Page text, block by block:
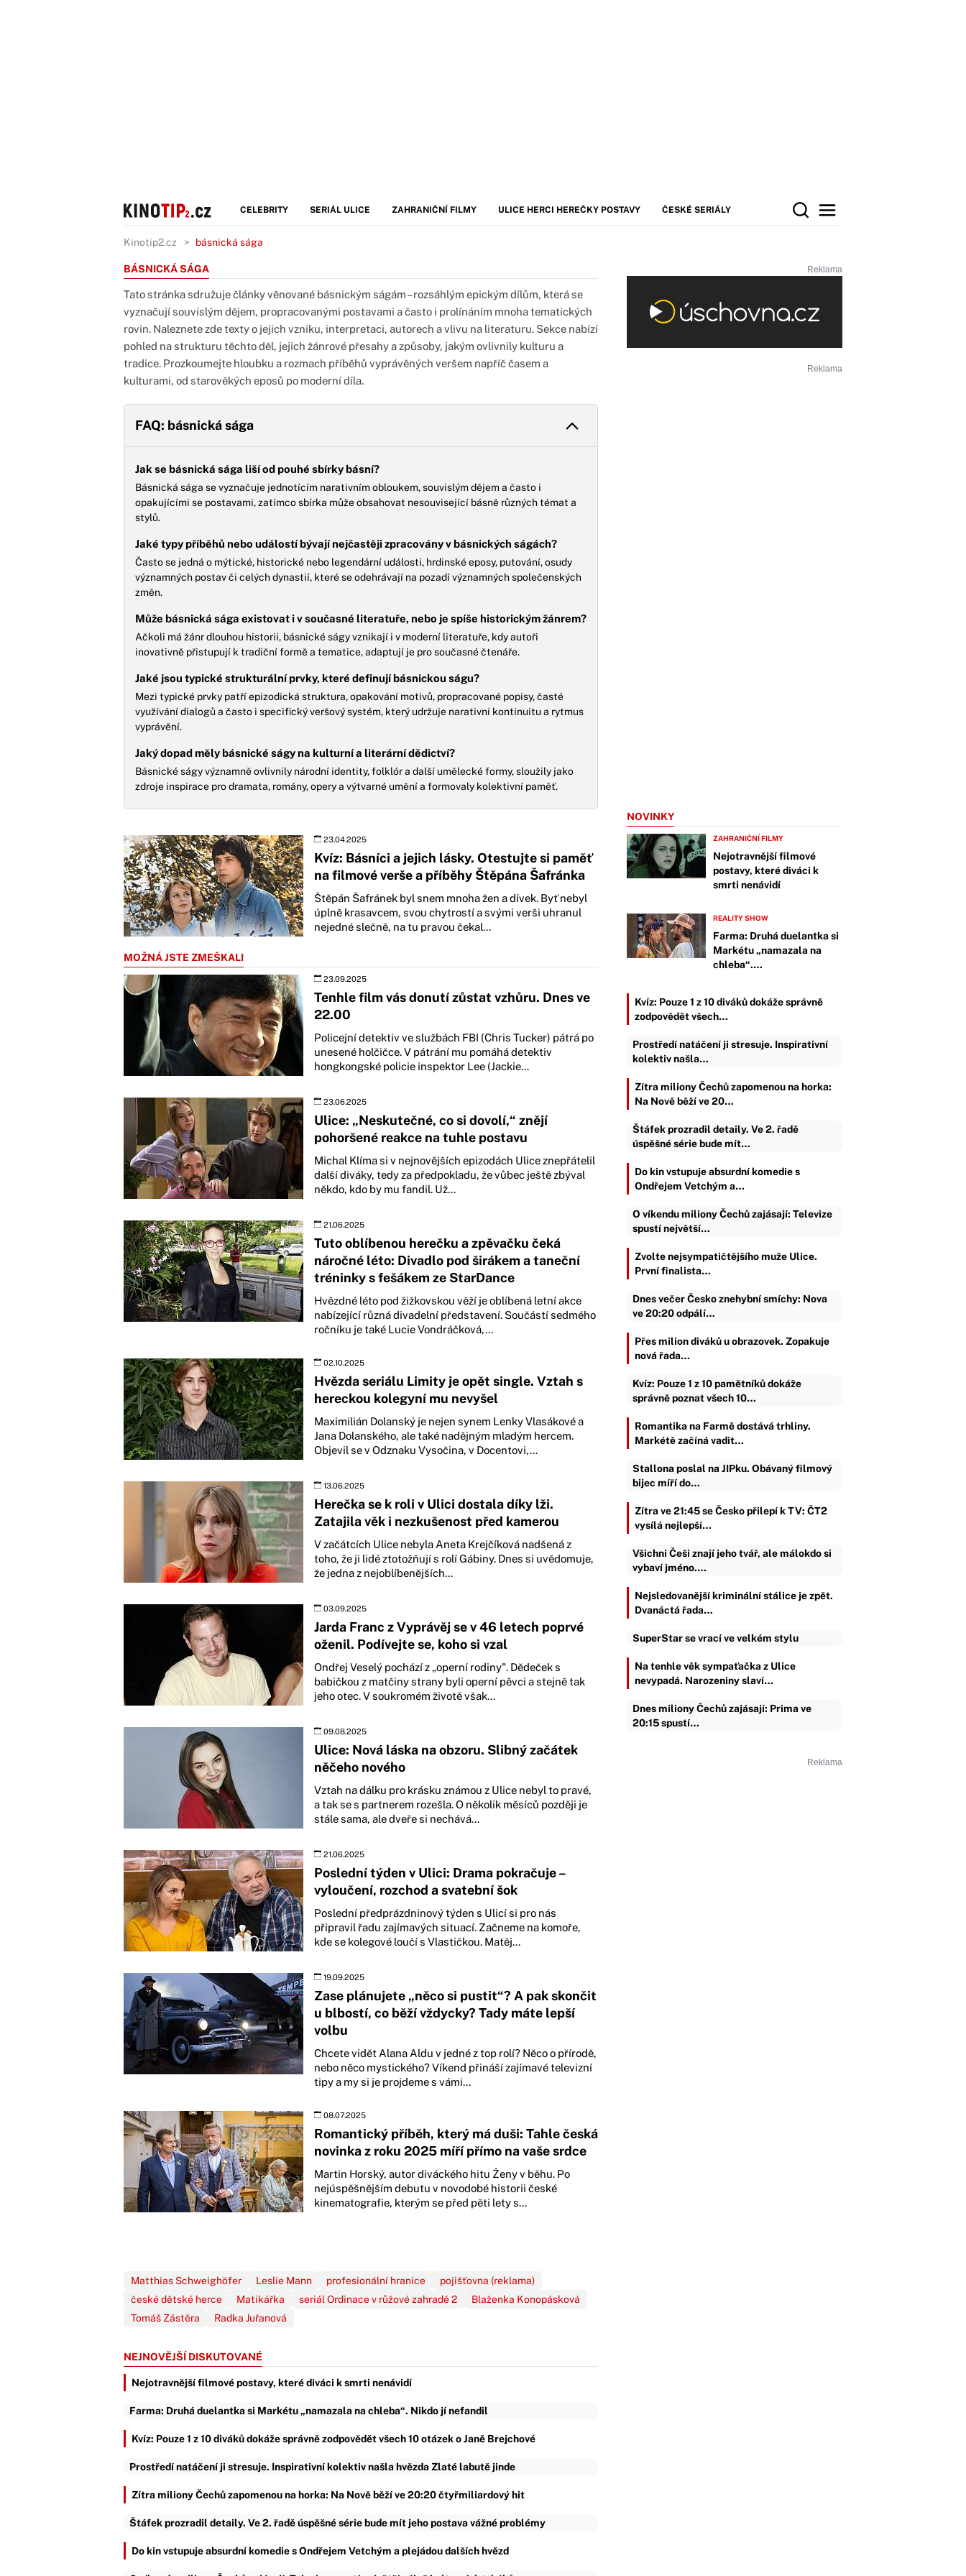
CELEBRITY SERIÁL ULICE ZAHRANIČNÍ FILMY ULICE HERCI HEREČKY POSTAVY ČESKÉ SERIÁLY
Kinotip2.cz básnická sága
BÁSNICKÁ SÁGA
Tato stránka sdružuje články věnované básnickým ságám – rozsáhlým epickým dílům, která se
vyznačují souvislým dějem, propracovanými postavami a často i prolínáním mnoha tematických
rovin. Naleznete zde texty o jejich vzniku, interpretaci, autorech a vlivu na literaturu. Sekce nabízí
pohled na strukturu těchto děl, jejich žánrové přesahy a způsoby, jakým ovlivnily kulturu a
tradice. Prozkoumejte hloubku a rozmach příběhů vyprávěných veršem napříč časem a
kulturami, od starověkých eposů po moderní díla.
FAQ: básnická sága
Jak se básnická sága liší od pouhé sbírky básní?
Básnická sága se vyznačuje jednotícím narativním obloukem, souvislým dějem a často i
opakujícími se postavami, zatímco sbírka může obsahovat nesouvisející básně různých témat a
stylů.
Jaké typy příběhů nebo událostí bývají nejčastěji zpracovány v básnických ságách?
Často se jedná o mýtické, historické nebo legendární události, hrdinské eposy, putování, osudy
významných postav či celých dynastií, které se odehrávají na pozadí významných společenských
změn.
Může básnická sága existovat i v současné literatuře, nebo je spíše historickým žánrem?
Ačkoli má žánr dlouhou historii, básnické ságy vznikají i v moderní literatuře, kdy autoři
inovativně přistupují k tradiční formě a tematice, adaptují je pro současné čtenáře.
Jaké jsou typické strukturální prvky, které definují básnickou ságu?
Mezi typické prvky patří epizodická struktura, opakování motivů, propracované popisy, časté
využívání dialogů a často i specifický veršový systém, který udržuje narativní kontinuitu a rytmus
vyprávění.
Jaký dopad měly básnické ságy na kulturní a literární dědictví?
Básnické ságy významně ovlivnily národní identity, folklór a další umělecké formy, sloužily jako
zdroje inspirace pro dramata, romány, opery a výtvarné umění a formovaly kolektivní paměť.
23.04.2025
Kvíz: Básníci a jejich lásky. Otestujte si paměť
na filmové verše a příběhy Štěpána Šafránka
Štěpán Šafránek byl snem mnoha žen a dívek. Byť nebyl
úplně krasavcem, svou chytrostí a svými verši uhranul
nejedné slečně, na tu pravou čekal...
MOŽNÁ JSTE ZMEŠKALI
23.09.2025
Tenhle film vás donutí zůstat vzhůru. Dnes ve
22.00
Policejní detektiv ve službách FBI (Chris Tucker) pátrá po
unesené holčičce. V pátrání mu pomáhá detektiv
hongkongské policie inspektor Lee (Jackie...
23.06.2025
Ulice: „Neskutečné, co si dovolí,“ znějí
pohoršené reakce na tuhle postavu
Michal Klíma si v nejnovějších epizodách Ulice znepřátelil
další diváky, tedy za předpokladu, že vůbec ještě zbýval
někdo, kdo by mu fandil. Už...
21.06.2025
Tuto oblíbenou herečku a zpěvačku čeká
náročné léto: Divadlo pod širákem a taneční
tréninky s fešákem ze StarDance
Hvězdné léto pod žižkovskou věží je oblíbená letní akce
nabízející různá divadelní představení. Součástí sedmého
ročníku je také Lucie Vondráčková,...
02.10.2025
Hvězda seriálu Limity je opět single. Vztah s
hereckou kolegyní mu nevyšel
Maximilián Dolanský je nejen synem Lenky Vlasákové a
Jana Dolanského, ale také nadějným mladým hercem.
Objevil se v Odznaku Vysočina, v Docentovi,...
13.06.2025
Herečka se k roli v Ulici dostala díky lži.
Zatajila věk i nezkušenost před kamerou
V začátcích Ulice nebyla Aneta Krejčíková nadšená z
toho, že ji lidé ztotožňují s rolí Gábiny. Dnes si uvědomuje,
že jedna z nejoblíbenějších...
03.09.2025
Jarda Franc z Vyprávěj se v 46 letech poprvé
oženil. Podívejte se, koho si vzal
Ondřej Veselý pochází z „operní rodiny". Dědeček s
babičkou z matčiny strany byli operní pěvci a stejně tak
jeho otec. V soukromém životě však...
09.08.2025
Ulice: Nová láska na obzoru. Slibný začátek
něčeho nového
Vztah na dálku pro krásku známou z Ulice nebyl to pravé,
a tak se s partnerem rozešla. O několik měsíců později je
stále sama, ale dveře si nechává...
21.06.2025
Poslední týden v Ulici: Drama pokračuje –
vyloučení, rozchod a svatební šok
Poslední předprázdninový týden s Ulicí si pro nás
připravil řadu zajímavých situací. Začneme na komoře,
kde se kolegové loučí s Vlastičkou. Matěj...
19.09.2025
Zase plánujete „něco si pustit“? A pak skončit
u blbostí, co běží vždycky? Tady máte lepší
volbu
Chcete vidět Alana Aldu v jedné z top rolí? Něco o přírodě,
nebo něco mystického? Víkend přináší zajímavé televizní
tipy a my si je projdeme s vámi...
08.07.2025
Romantický příběh, který má duši: Tahle česká
novinka z roku 2025 míří přímo na vaše srdce
Martin Horský, autor diváckého hitu Ženy v běhu. Po
nejúspěšnějším debutu v novodobé historii české
kinematografie, kterým se před pěti lety s...
Matthias Schweighöfer Leslie Mann profesionální hranice
pojišťovna (reklama)
české dětské herce
Matikářka seriál Ordinace v růžové zahradě 2
Blaženka Konopásková
Tomáš Zástěra
Radka Juřanová
NEJNOVĚJŠÍ DISKUTOVANÉ
Nejotravnější filmové postavy, které diváci k smrti nenávidí
Farma: Druhá duelantka si Markétu „namazala na chleba“. Nikdo jí nefandil
Kvíz: Pouze 1 z 10 diváků dokáže správně zodpovědět všech 10 otázek o Janě Brejchové
Prostředí natáčení ji stresuje. Inspirativní kolektiv našla hvězda Zlaté labutě jinde
Zítra miliony Čechů zapomenou na horka: Na Nově běží ve 20:20 čtyřmiliardový hit
Štáfek prozradil detaily. Ve 2. řadě úspěšné série bude mít jeho postava vážné problémy
Do kin vstupuje absurdní komedie s Ondřejem Vetchým a plejádou dalších hvězd
NOVINKY
ZAHRANIČNÍ FILMY
Nejotravnější filmové
postavy, které diváci k
smrti nenávidí
REALITY SHOW
Farma: Druhá duelantka si
Markétu „namazala na
chleba“.…
Kvíz: Pouze 1 z 10 diváků dokáže správně
zodpovědět všech…
Prostředí natáčení ji stresuje. Inspirativní
kolektiv našla…
Zítra miliony Čechů zapomenou na horka:
Na Nově běží ve 20…
Štáfek prozradil detaily. Ve 2. řadě
úspěšné série bude mít…
Do kin vstupuje absurdní komedie s
Ondřejem Vetchým a…
O víkendu miliony Čechů zajásají: Televize
spustí největší…
Zvolte nejsympatičtějšího muže Ulice.
První finalista…
Dnes večer Česko znehybní smíchy: Nova
ve 20:20 odpálí…
Přes milion diváků u obrazovek. Zopakuje
nová řada…
Kvíz: Pouze 1 z 10 pamětníků dokáže
správně poznat všech 10…
Romantika na Farmě dostává trhliny.
Markétě začíná vadit…
Stallona poslal na JIPku. Obávaný filmový
bijec míří do…
Zítra ve 21:45 se Česko přilepí k TV: ČT2
vysílá nejlepší…
Všichni Češi znají jeho tvář, ale málokdo si
vybaví jméno.…
Nejsledovanější kriminální stálice je zpět.
Dvanáctá řada…
SuperStar se vrací ve velkém stylu
Na tenhle věk sympaťačka z Ulice
nevypadá. Narozeniny slaví…
Dnes miliony Čechů zajásají: Prima ve
20:15 spustí…